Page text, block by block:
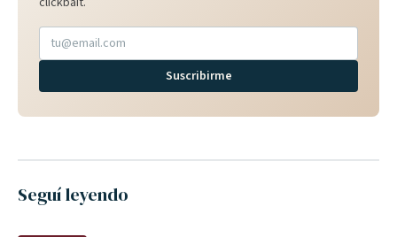
Suscribirme
Seguí leyendo